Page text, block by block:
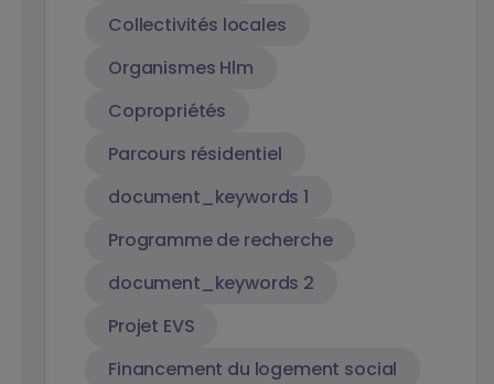
Collectivités locales
Organismes Hlm
Copropriétés
Parcours résidentiel
document_keywords 1
Programme de recherche
document_keywords 2
Projet EVS
Financement du logement social